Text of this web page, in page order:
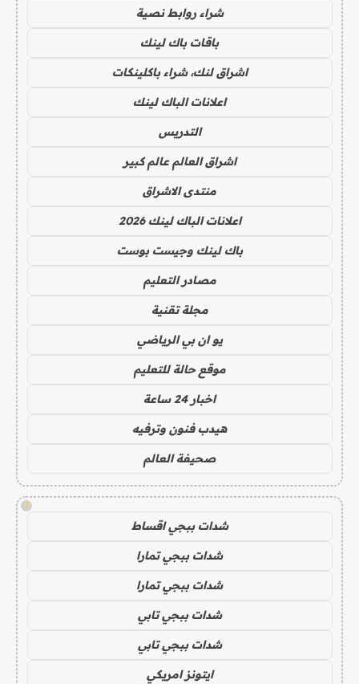
شراء روابط نصية
باقات باك لينك
اشراق لنك، شراء باكلينكات
اعلانات الباك لينك
التدريس
اشراق العالم عالم كبير
منتدى الاشراق
اعلانات الباك لينك 2026
باك لينك وجيست بوست
مصادر التعليم
مجلة تقنية
يو ان بي الرياضي
موقع حالة للتعليم
اخبار 24 ساعة
هيدب فنون وترفيه
صحيفة العالم
!
شدات ببجي اقساط
شدات ببجي تمارا
شدات ببجي تمارا
شدات ببجي تابي
شدات ببجي تابي
ايتونز امريكي